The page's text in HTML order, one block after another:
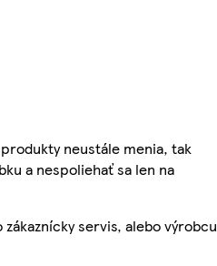
neustále menia, tak
a nespoliehať sa len na
servis, alebo výrobcu